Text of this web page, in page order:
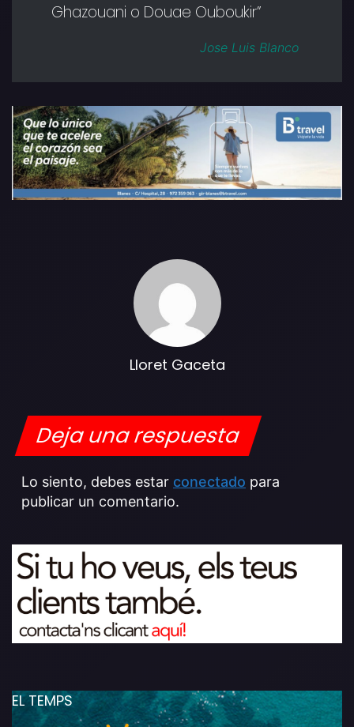
Ghazouani o Douae Ouboukir”
Jose Luis Blanco
Lloret Gaceta
Deja una respuesta
Lo siento, debes estar conectado para
publicar un comentario.
EL TEMPS